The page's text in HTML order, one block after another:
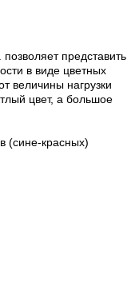
представить
в виде цветных
величины нагрузки
цвет, а большое
(сине-красных)